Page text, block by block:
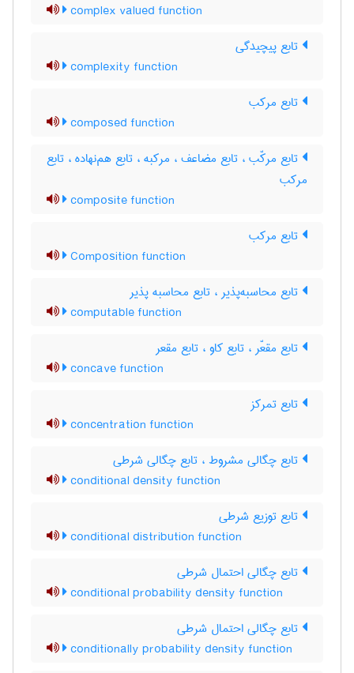
complex valued function
تابع پیچیدگی
complexity function
تابع مرکب
composed function
تابع مرکّب ، تابع مضاعف ، مرکبه ، تابع هم‌نهاده ، تابع
مرکب
composite function
تابع مرکب
Composition function
تابع محاسبه‌پذیر ، تابع محاسبه پذیر
computable function
تابع مقعّر ، تابع کاو ، تابع مقعر
concave function
تابع تمرکز
concentration function
تابع چگالی مشروط ، تابع چگالی شرطی
conditional density function
تابع توزیع شرطی
conditional distribution function
تابع چگالی احتمال شرطی
conditional probability density function
تابع چگالی احتمال شرطی
conditionally probability density function